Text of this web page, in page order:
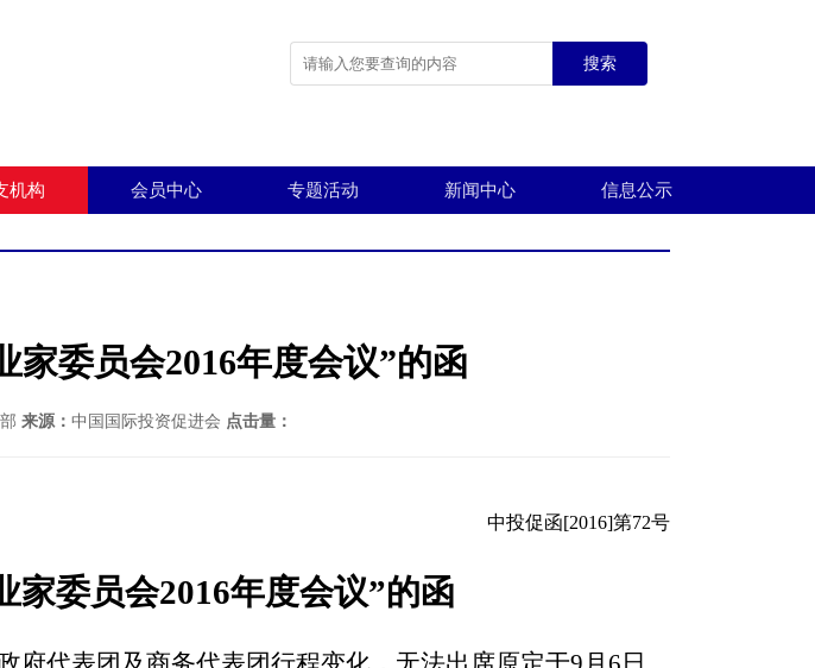
搜索
机构 会员中心 专题活动 新闻中心 信息公示
家委员会2016年度会议”的函
来源： 中国国际投资促进会 点击量：
中投促函[2016]第72号
家委员会2016年度会议”的函